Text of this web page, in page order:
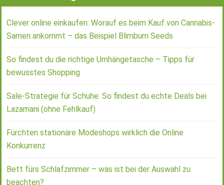
Clever online einkaufen: Worauf es beim Kauf von Cannabis-
Samen ankommt – das Beispiel Blimburn Seeds
So findest du die richtige Umhängetasche – Tipps für
bewusstes Shopping
Sale-Strategie für Schuhe: So findest du echte Deals bei
Lazamani (ohne Fehlkauf)
Fürchten stationäre Modeshops wirklich die Online
Konkurrenz
Bett fürs Schlafzimmer – was ist bei der Auswahl zu
beachten?